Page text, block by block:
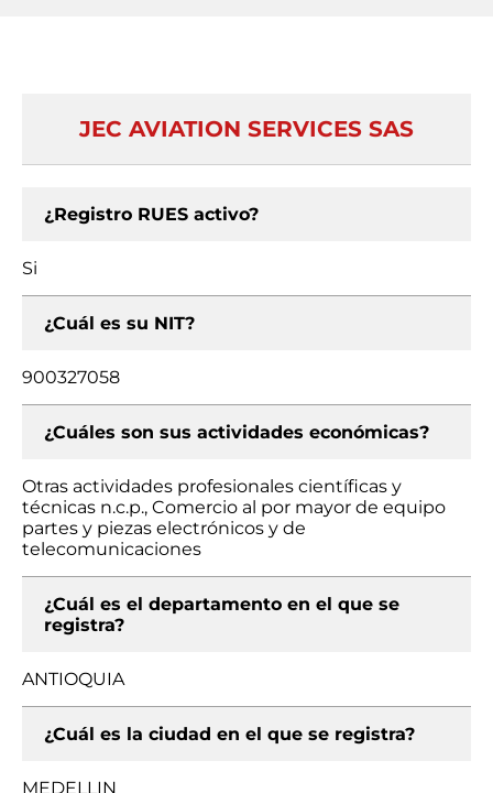
JEC AVIATION SERVICES SAS
¿Registro RUES activo?
Si
¿Cuál es su NIT?
900327058
¿Cuáles son sus actividades económicas?
Otras actividades profesionales científicas y
técnicas n.c.p., Comercio al por mayor de equipo
partes y piezas electrónicos y de
telecomunicaciones
¿Cuál es el departamento en el que se
registra?
ANTIOQUIA
¿Cuál es la ciudad en el que se registra?
MEDELLIN